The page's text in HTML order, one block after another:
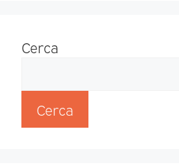
Cerca
Cerca